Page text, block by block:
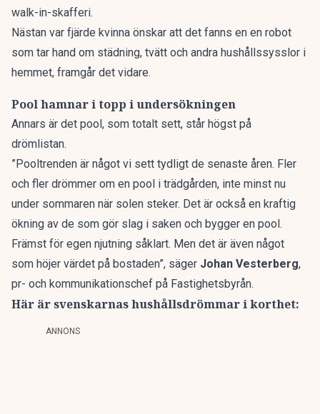
walk-in-skafferi.
Nästan var fjärde kvinna önskar att det fanns en en robot
som tar hand om städning, tvätt och andra hushållssysslor i
hemmet, framgår det vidare.
Pool hamnar i topp i undersökningen
Annars är det pool, som totalt sett, står högst på
drömlistan.
”Pooltrenden är något vi sett tydligt de senaste åren. Fler
och fler drömmer om en pool i trädgården, inte minst nu
under sommaren när solen steker. Det är också en kraftig
ökning av de som gör slag i saken och bygger en pool.
Främst för egen njutning såklart. Men det är även något
som höjer värdet på bostaden”, säger Johan Vesterberg,
pr- och kommunikationschef på Fastighetsbyrån.
Här är svenskarnas hushållsdrömmar i korthet:
ANNONS